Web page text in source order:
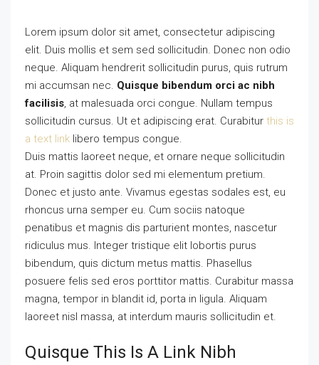
Lorem ipsum dolor sit amet, consectetur adipiscing
elit. Duis mollis et sem sed sollicitudin. Donec non odio
neque. Aliquam hendrerit sollicitudin purus, quis rutrum
mi accumsan nec. Quisque bibendum orci ac nibh
facilisis, at malesuada orci congue. Nullam tempus
sollicitudin cursus. Ut et adipiscing erat. Curabitur this is
a text link libero tempus congue.
Duis mattis laoreet neque, et ornare neque sollicitudin
at. Proin sagittis dolor sed mi elementum pretium.
Donec et justo ante. Vivamus egestas sodales est, eu
rhoncus urna semper eu. Cum sociis natoque
penatibus et magnis dis parturient montes, nascetur
ridiculus mus. Integer tristique elit lobortis purus
bibendum, quis dictum metus mattis. Phasellus
posuere felis sed eros porttitor mattis. Curabitur massa
magna, tempor in blandit id, porta in ligula. Aliquam
laoreet nisl massa, at interdum mauris sollicitudin et.
Quisque This Is A Link Nibh